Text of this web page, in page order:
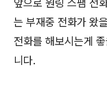
앞으로 원링 스팸 전
는 부재중 전화가 왔
전화를 해보시는게
니다.